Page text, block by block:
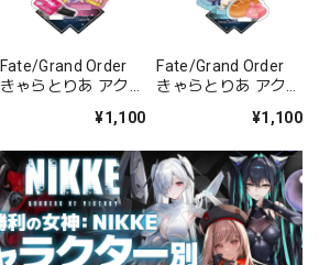
Fate/Grand Order
きゃらとりあ アクリ
ー/パッションリッ
¥1,100
Fate/Grand Order
きゃらとりあ アクリ
ー/ラーヴァ/ティア
¥1,100